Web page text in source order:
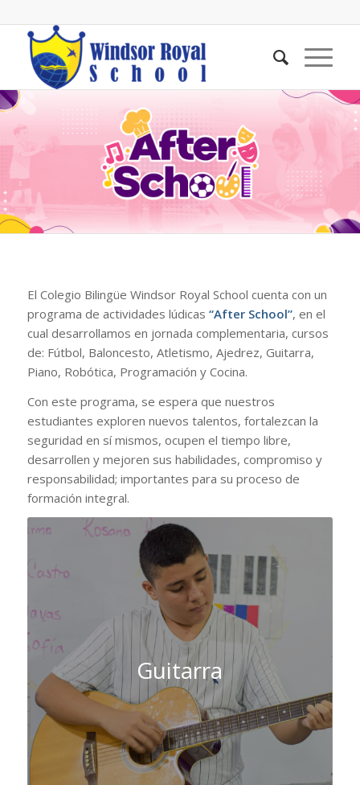
El Colegio Bilingüe Windsor Royal School cuenta con un
programa de actividades lúdicas “After School”, en el
cual desarrollamos en jornada complementaria, cursos
de: Fútbol, Baloncesto, Atletismo, Ajedrez, Guitarra,
Piano, Robótica, Programación y Cocina.
Con este programa, se espera que nuestros
estudiantes exploren nuevos talentos, fortalezcan la
seguridad en sí mismos, ocupen el tiempo libre,
desarrollen y mejoren sus habilidades, compromiso y
responsabilidad; importantes para su proceso de
formación integral.
Guitarra